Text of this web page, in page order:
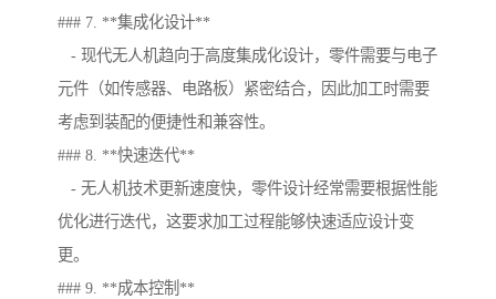
### 7. **集成化设计**
- 现代无人机趋向于高度集成化设计，零件需要与电子
元件（如传感器、电路板）紧密结合，因此加工时需要
考虑到装配的便捷性和兼容性。
### 8. **快速迭代**
- 无人机技术更新速度快，零件设计经常需要根据性能
优化进行迭代，这要求加工过程能够快速适应设计变
更。
### 9. **成本控制**